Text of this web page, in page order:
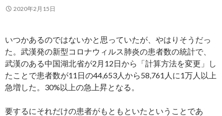
2020年2月15日
いつかあるのではないかと思っていたが、やはりそうだっ
た。武漢発の新型コロナウィルス肺炎の患者数の統計で、
武漢のある中国湖北省が2月12日から「計算方法を変更」し
たことで患者数が11日の44,653人から58,761人に1万人以上
急増した。30%以上の急上昇となる。
要するにそれだけの患者がもともといたということであ